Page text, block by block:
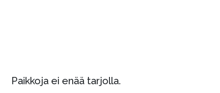
Paikkoja ei enää tarjolla.